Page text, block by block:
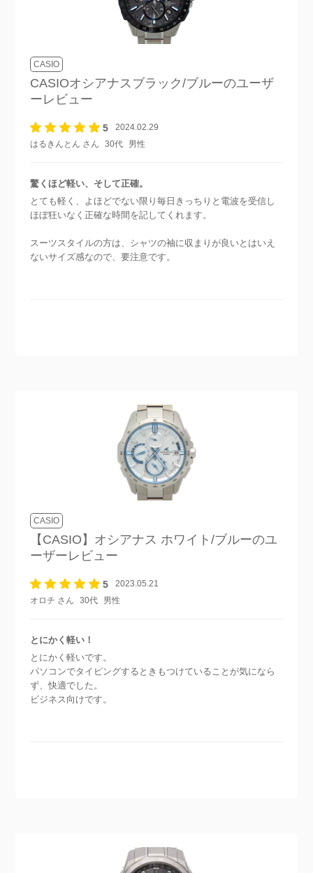
CASIO
CASIOオシアナスブラック/ブルーのユーザ
ーレビュー
5
2024.02.29
はるきんとん さん
30代 男性
驚くほど軽い、そして正確。
とても軽く、よほどでない限り毎日きっちりと電波を受信し
ほぼ狂いなく正確な時間を記してくれます。
スーツスタイルの方は、シャツの袖に収まりが良いとはいえ
ないサイズ感なので、要注意です。
CASIO
【CASIO】オシアナス ホワイト/ブルーのユ
ーザーレビュー
5
2023.05.21
オロチ さん
30代 男性
とにかく軽い！
とにかく軽いです。
パソコンでタイピングするときもつけていることが気になら
ず、快適でした。
ビジネス向けです。